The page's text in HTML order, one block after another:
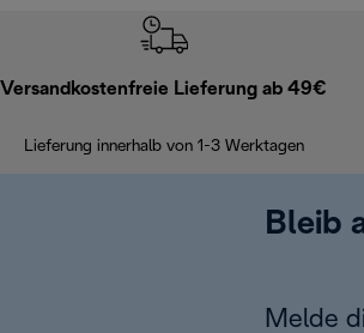
Versandkostenfreie Lieferung ab 49€
Lieferung innerhalb von 1-3 Werktagen
Bleib
Melde